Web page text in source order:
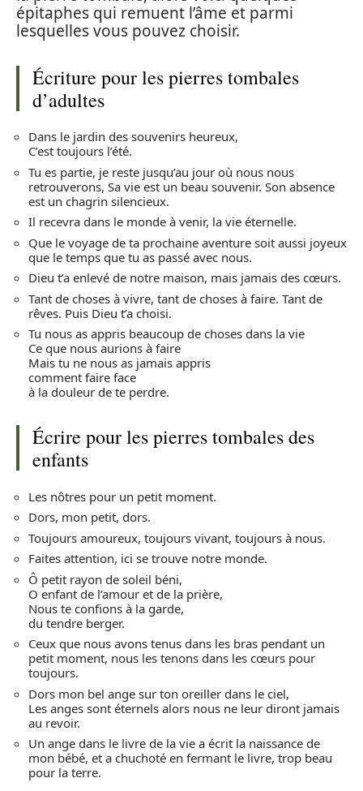
épitaphes qui remuent l’âme et parmi
lesquelles vous pouvez choisir.
Écriture pour les pierres tombales
d’adultes
Dans le jardin des souvenirs heureux,
C’est toujours l’été.
Tu es partie, je reste jusqu’au jour où nous nous
retrouverons, Sa vie est un beau souvenir. Son absence
est un chagrin silencieux.
Il recevra dans le monde à venir, la vie éternelle.
Que le voyage de ta prochaine aventure soit aussi joyeux
que le temps que tu as passé avec nous.
Dieu t’a enlevé de notre maison, mais jamais des cœurs.
Tant de choses à vivre, tant de choses à faire. Tant de
rêves. Puis Dieu t’a choisi.
Tu nous as appris beaucoup de choses dans la vie
Ce que nous aurions à faire
Mais tu ne nous as jamais appris
comment faire face
à la douleur de te perdre.
Écrire pour les pierres tombales des
enfants
Les nôtres pour un petit moment.
Dors, mon petit, dors.
Toujours amoureux, toujours vivant, toujours à nous.
Faites attention, ici se trouve notre monde.
Ô petit rayon de soleil béni,
O enfant de l’amour et de la prière,
Nous te confions à la garde,
du tendre berger.
Ceux que nous avons tenus dans les bras pendant un
petit moment, nous les tenons dans les cœurs pour
toujours.
Dors mon bel ange sur ton oreiller dans le ciel,
Les anges sont éternels alors nous ne leur diront jamais
au revoir.
Un ange dans le livre de la vie a écrit la naissance de
mon bébé, et a chuchoté en fermant le livre, trop beau
pour la terre.